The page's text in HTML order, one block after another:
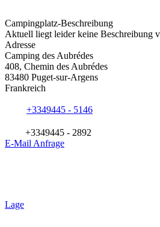
Campingplatz-Beschreibung
Aktuell liegt leider keine Beschreibung
Adresse
Camping des Aubrédes
408, Chemin des Aubrédes
83480 Puget-sur-Argens
Frankreich
+3349445 - 5146
+3349445 - 2892
E-Mail Anfrage
Lage